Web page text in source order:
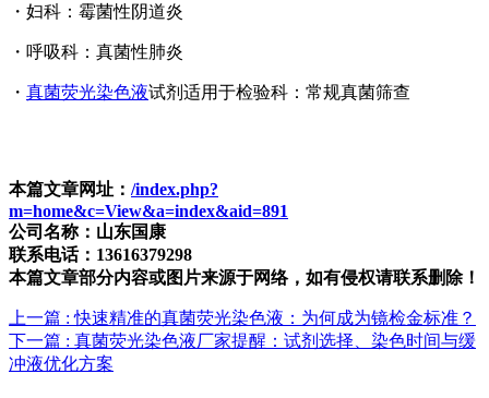
・妇科：霉菌性阴道炎
・呼吸科：真菌性肺炎
・ 真菌荧光染色液试剂适用于检验科：常规真菌筛查
本篇文章网址： /index.php?
m=home&c=View&a=index&aid=891
公司名称：山东国康
联系电话：13616379298
本篇文章部分内容或图片来源于网络，如有侵权请联系删除！
上一篇 : 快速精准的真菌荧光染色液：为何成为镜检金标准？
下一篇 : 真菌荧光染色液厂家提醒：试剂选择、染色时间与缓
冲液优化方案